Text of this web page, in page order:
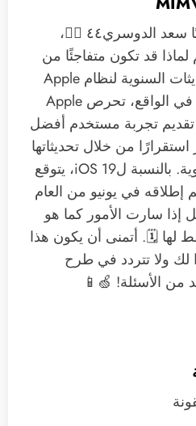
مرحبًا سعد الدوسري٤٤ 🙋‍♂️،
لماذا قد تكون متفاجئًا من
التحديثات السنوية لنظام Apple
iOS. في الواقع، تحرص Apple
تجربة مستخدم أفضل
استقرارًا من خلال تحديثاتها
السنوية. بالنسبة لiOS 19، يتوقع
إطلاقه في يونيو من العام
إذا سارت الأمور كما هو
لها 🗓️. أتمنى أن يكون هذا
لك ولا تتردد في طرح
من الأسئلة! 🍏📱